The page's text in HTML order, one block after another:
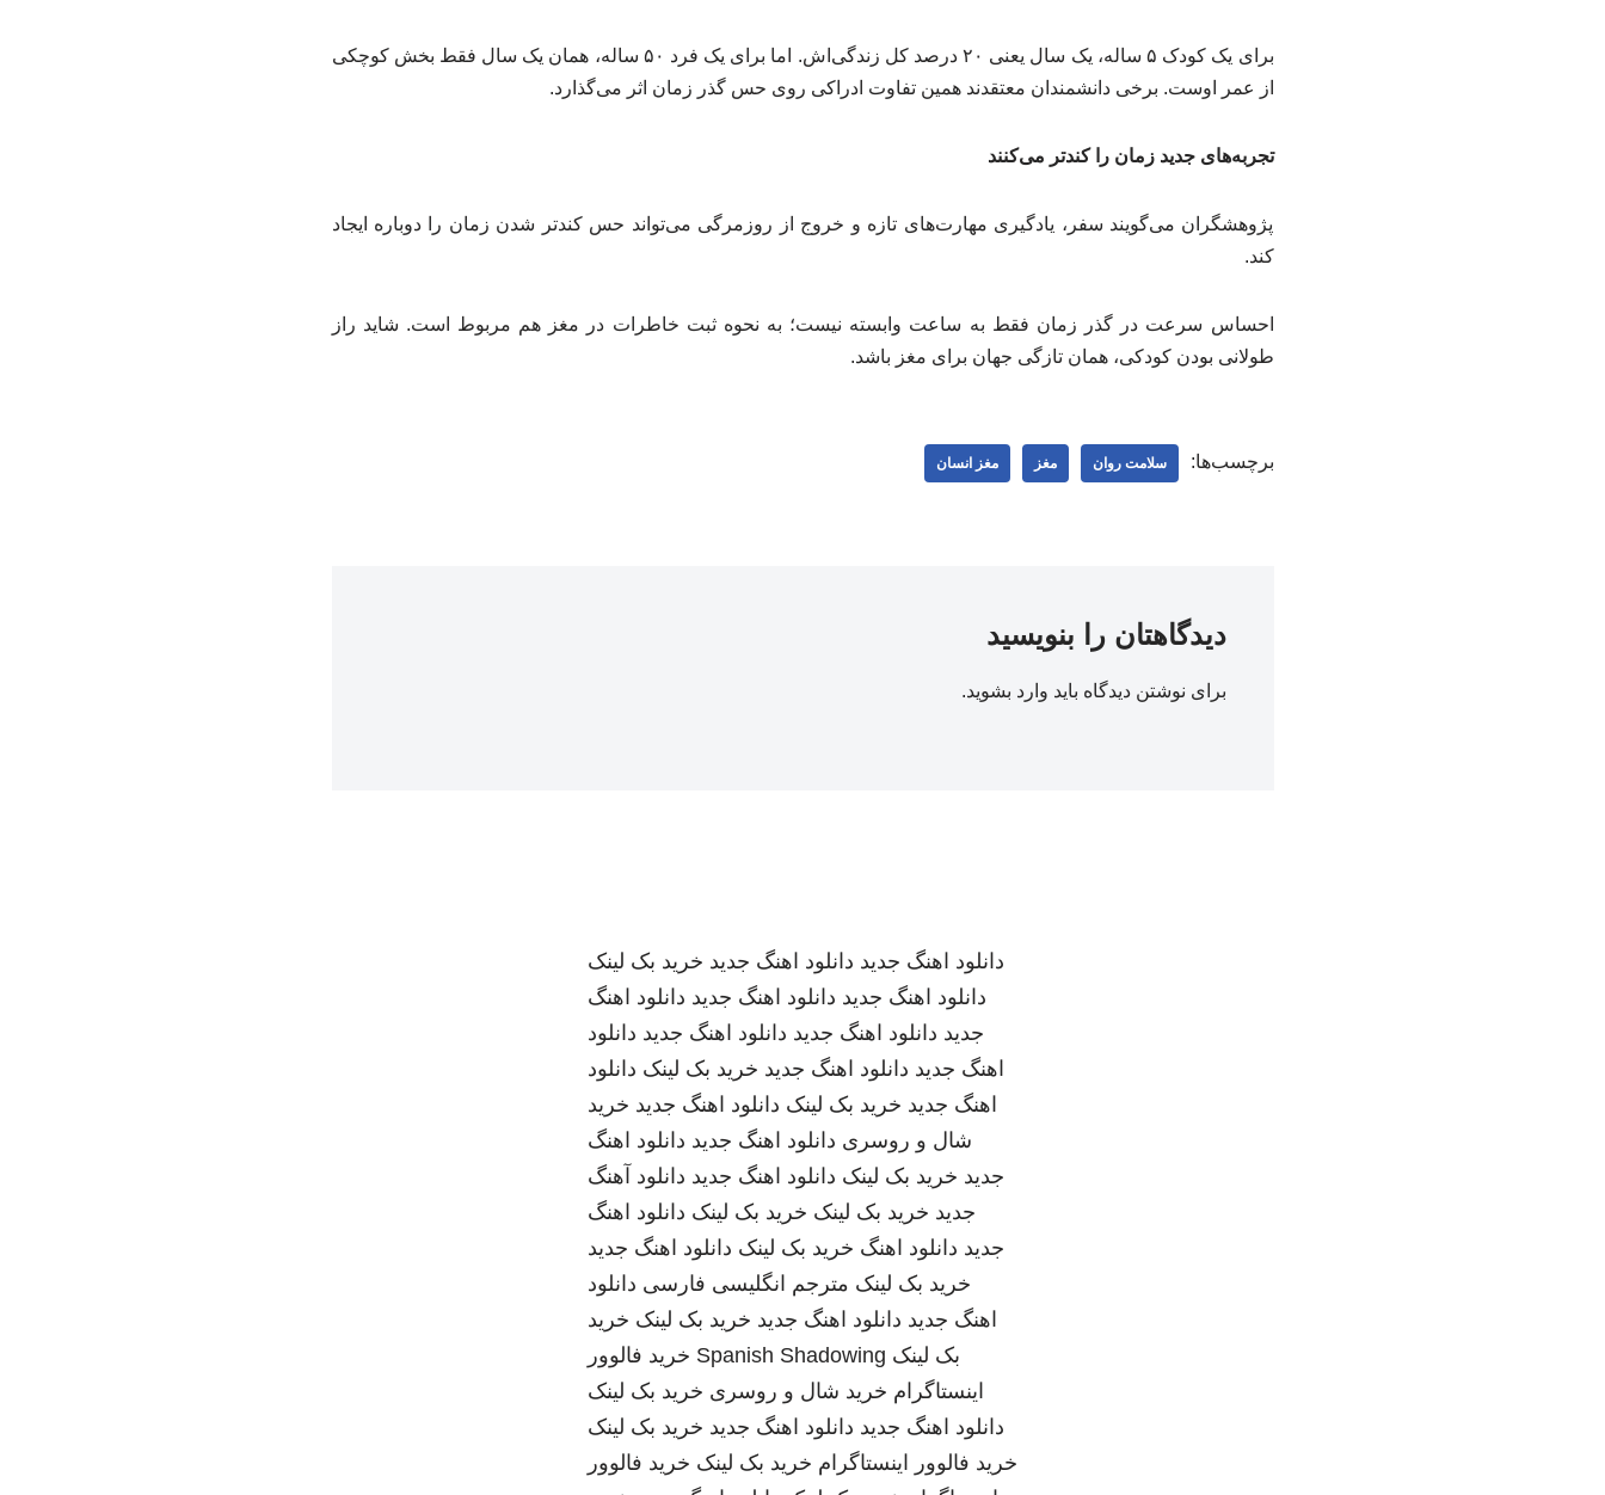
برای یک کودک ۵ ساله، یک سال یعنی ۲۰ درصد کل زندگی‌اش. اما برای یک فرد ۵۰ ساله، همان یک سال فقط بخش کوچکی
از عمر اوست. برخی دانشمندان معتقدند همین تفاوت ادراکی روی حس گذر زمان اثر می‌گذارد.
تجربه‌های جدید زمان را کندتر می‌کنند
پژوهشگران می‌گویند سفر، یادگیری مهارت‌های تازه و خروج از روزمرگی می‌تواند حس کندتر شدن زمان را دوباره ایجاد
کند.
احساس سرعت در گذر زمان فقط به ساعت وابسته نیست؛ به نحوه ثبت خاطرات در مغز هم مربوط است. شاید راز
طولانی بودن کودکی، همان تازگی جهان برای مغز باشد.
برچسب‌ها: سلامت روان مغز مغز انسان
دیدگاهتان را بنویسید
برای نوشتن دیدگاه باید وارد بشوید.
دانلود اهنگ جدید دانلود اهنگ جدید خرید بک لینک
دانلود اهنگ جدید دانلود اهنگ جدید دانلود اهنگ
جدید دانلود اهنگ جدید دانلود اهنگ جدید دانلود
اهنگ جدید دانلود اهنگ جدید خرید بک لینک دانلود
اهنگ جدید خرید بک لینک دانلود اهنگ جدید خرید
شال و روسری دانلود اهنگ جدید دانلود اهنگ
جدید خرید بک لینک دانلود اهنگ جدید دانلود آهنگ
جدید خرید بک لینک خرید بک لینک دانلود اهنگ
جدید دانلود اهنگ خرید بک لینک دانلود اهنگ جدید
خرید بک لینک مترجم انگلیسی فارسی دانلود
اهنگ جدید دانلود اهنگ جدید خرید بک لینک خرید
بک لینک Spanish Shadowing خرید فالوور
اینستاگرام خرید شال و روسری خرید بک لینک
دانلود اهنگ جدید دانلود اهنگ جدید خرید بک لینک
خرید فالوور اینستاگرام خرید بک لینک خرید فالوور